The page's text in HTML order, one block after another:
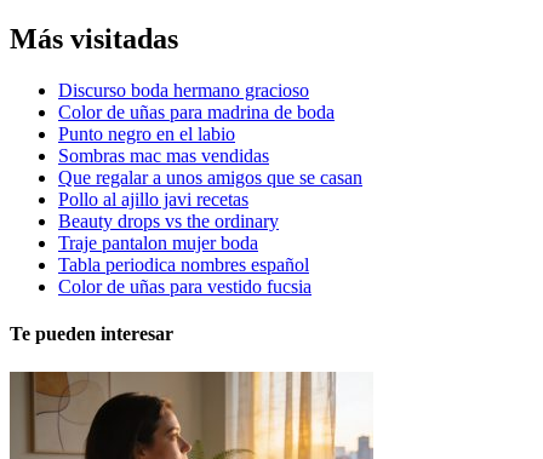
Más visitadas
Discurso boda hermano gracioso
Color de uñas para madrina de boda
Punto negro en el labio
Sombras mac mas vendidas
Que regalar a unos amigos que se casan
Pollo al ajillo javi recetas
Beauty drops vs the ordinary
Traje pantalon mujer boda
Tabla periodica nombres español
Color de uñas para vestido fucsia
Te pueden interesar